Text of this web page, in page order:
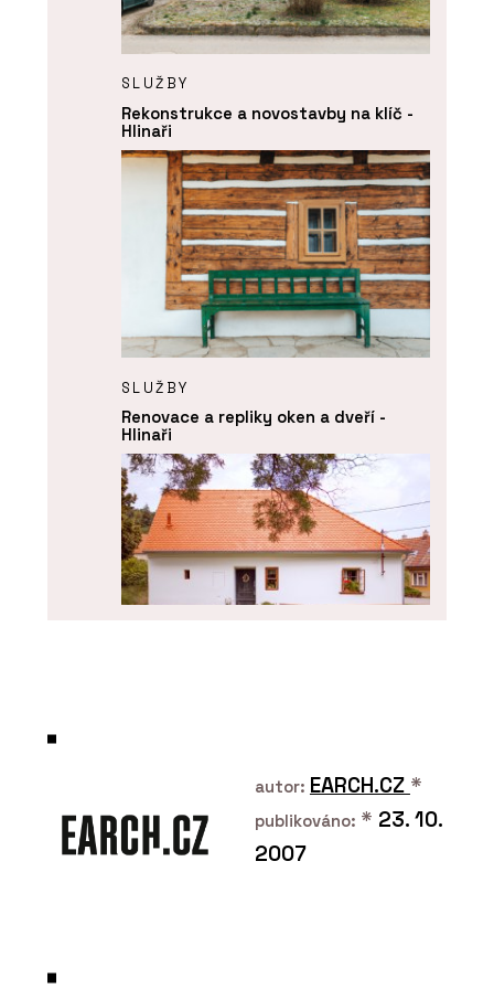
SLUŽBY
Rekonstrukce a novostavby na klíč -
Hlinaři
SLUŽBY
Renovace a repliky oken a dveří -
Hlinaři
autor: EARCH.CZ *
publikováno: * 23. 10.
2007